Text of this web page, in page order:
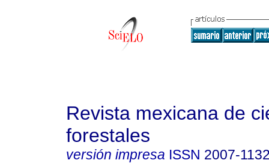
Revista mexicana de
forestales
versión impresa ISSN 2007-